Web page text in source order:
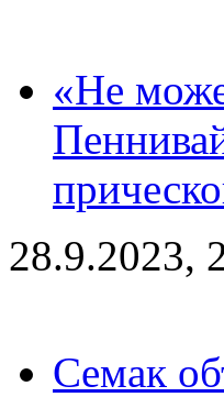
«Не
28.9.2023,
Семак